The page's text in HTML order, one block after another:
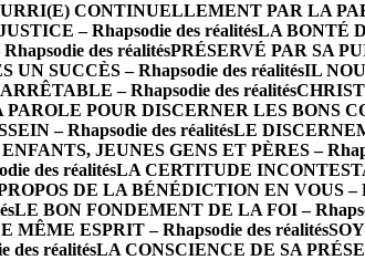
CONTINUELLEMENT PAR LA
– Rhapsodie des réalitésLA BONTÉ
des réalitésPRÉSERVÉ PAR SA
UN SUCCÈS – Rhapsodie des réalitésIL
– Rhapsodie des réalités
POUR DISCERNER LES BONS
– Rhapsodie des réalitésLE
JEUNES GENS ET PÈRES –
des réalitésLA CERTITUDE
DE LA BÉNÉDICTION EN VOUS –
LE BON FONDEMENT DE LA FOI –
MÊME ESPRIT – Rhapsodie des réalités
des réalitésLA CONSCIENCE DE SA